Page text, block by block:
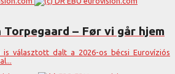
Torpegaard – Før vi går hjem
is választott dalt a 2026-os bécsi Eurovíziós